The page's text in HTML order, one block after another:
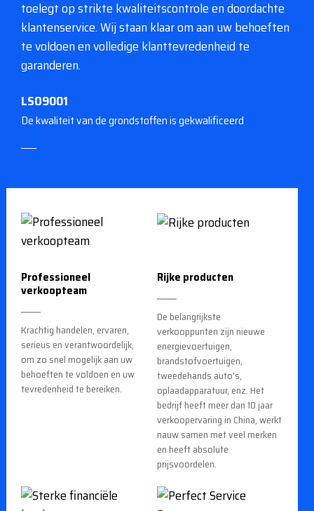
toelegt op strikte kwaliteitscontrole en doordachte
klantenservice. Wij staan ​​klaar om aan uw behoeften
te voldoen en volledige klanttevredenheid te
garanderen.
LSO9001
De kwaliteit van de grondstoffen is gekwalificeerd
Professioneel
verkoopteam
Krachtig handelen, ervaren,
serieus en verantwoordelijk,
om zo snel mogelijk aan uw
behoeften te voldoen en uw
tevredenheid te bereiken.
Rijke producten
De belangrijkste
verkooppunten zijn nieuwe
energievoertuigen,
brandstofvoertuigen,
tweedehands auto's,
oplaadapparatuur, enz. Het
bedrijf heeft meer dan 10 jaar
verkoopervaring in China, werkt
nauw samen met veel merken
en heeft absolute
prijsvoordelen.